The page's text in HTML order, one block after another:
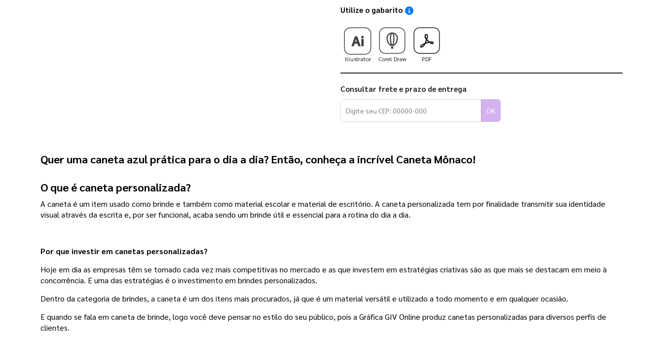
Utilize o gabarito Saiba como utilizar os nossos gabaritos
Illustrator Corel Draw PDF
Consultar frete e prazo de entrega
OK
Quer uma caneta azul prática para o dia a dia? Então, conheça a incrível Caneta Mônaco!
O que é caneta personalizada?
A caneta é um item usado como brinde e também como material escolar e material de escritório. A caneta personalizada tem por finalidade transmitir sua identidade
visual através da escrita e, por ser funcional, acaba sendo um brinde útil e essencial para a rotina do dia a dia.
Por que investir em canetas personalizadas?
Hoje em dia as empresas têm se tornado cada vez mais competitivas no mercado e as que investem em estratégias criativas são as que mais se destacam em meio à
concorrência. E uma das estratégias é o investimento em brindes personalizados.
Dentro da categoria de brindes, a caneta é um dos itens mais procurados, já que é um material versátil e utilizado a todo momento e em qualquer ocasião.
E quando se fala em caneta de brinde, logo você deve pensar no estilo do seu público, pois a Gráfica GIV Online produz canetas personalizadas para diversos perfis de
clientes.